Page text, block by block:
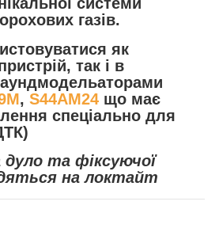
газів.
як
так і в
, S44AM24 що має
спеціально для
дуло та фіксуючої
на локтайт